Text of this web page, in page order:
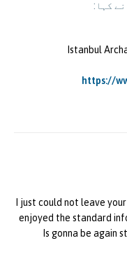
نے کہا:
Istanbul
https://
I just could not leave
enjoyed the standard
Is gonna be again